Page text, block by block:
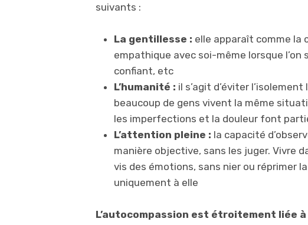
suivants :
La gentillesse : elle apparaît comme la
empathique avec soi-même lorsque
confiant, etc
L’humanité : il s’agit d’éviter
beaucoup de gens vivent la même
les imperfections et la douleur font
L’attention pleine : la capacité
manière objective, sans les juger. Vivre
vis des émotions, sans nier ou réprimer
uniquement à elle
L’autocompassion est étroitement liée